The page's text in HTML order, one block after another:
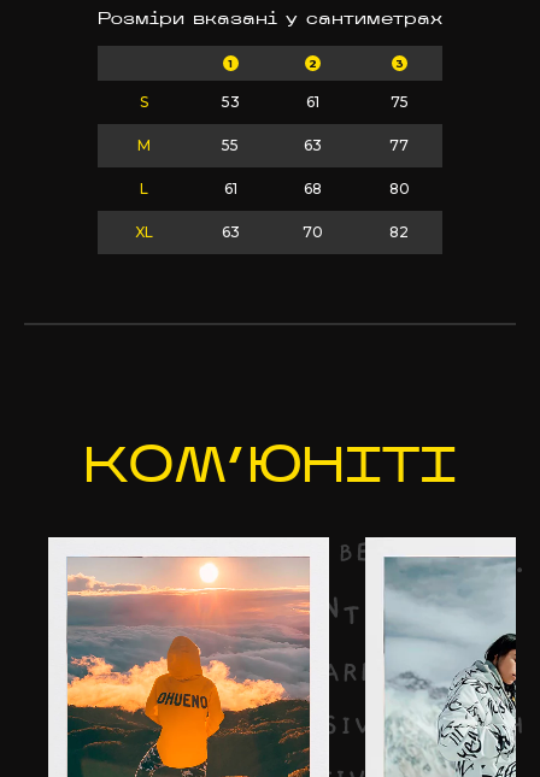
Розміри вказані у сантиметрах
1 2 3
S 53 61 75
M 55 63 77
L 61 68 80
XL 63 70 82
КОМ’ЮНІТІ